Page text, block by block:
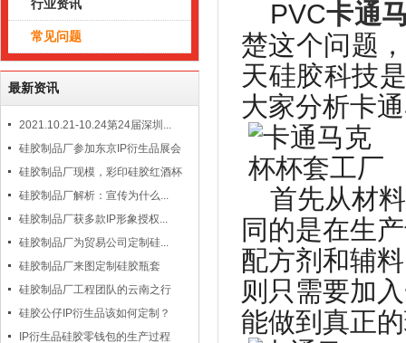
行业资讯
常见问题
最新资讯
2021.10.21-10.24第24届深圳...
硅胶制品厂参加东京IP衍生品展会
硅胶制品厂现模，彩印硅胶红酒杯
硅胶制品厂解析：宣传为什么...
硅胶制品厂获多款IP形象授权...
硅胶制品厂为贸易公司定制硅...
硅胶制品厂来图定制硅胶瓶套
硅胶制品厂工程团队的云南之行
硅胶公仔IP衍生品该如何定制？
IP衍生品硅胶零钱包的生产过程
PVC卡通
楚这个问题
天硅胶科技
大家分析卡
首先从材
同的是在生
配方剂和辅
则只需要加
能做到真正